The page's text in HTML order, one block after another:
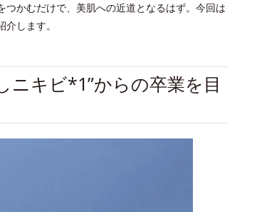
かむだけで、美肌への近道となるはず。今回は
します。
ニキビ*1”からの卒業を目